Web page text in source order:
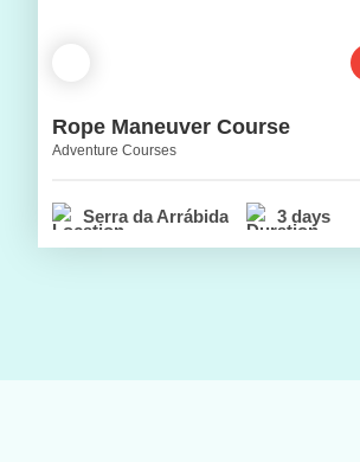
Rope Maneuver Course
Adventure Courses
Serra da Arrábida 3 days